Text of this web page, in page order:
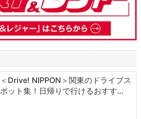
＜Drive! NIPPON＞関東のドライブス
ポット集！日帰りで行けるおすす…